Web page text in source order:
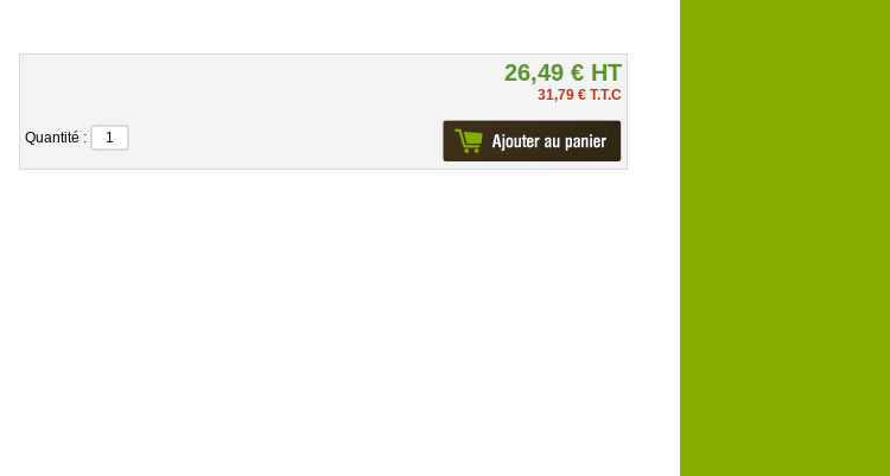
26,49 € HT
31,79 € T.T.C
Quantité :